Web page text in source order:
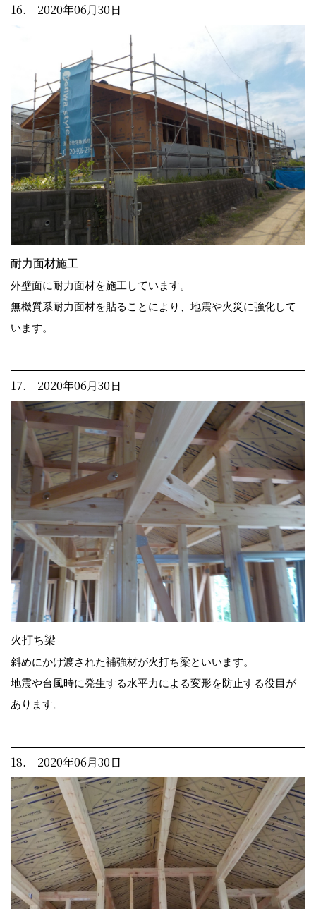
16. 2020年06月30日
耐力面材施工
外壁面に耐力面材を施工しています。
無機質系耐力面材を貼ることにより、地震や火災に強化して
います。
17. 2020年06月30日
火打ち梁
斜めにかけ渡された補強材が火打ち梁といいます。
地震や台風時に発生する水平力による変形を防止する役目が
あります。
18. 2020年06月30日